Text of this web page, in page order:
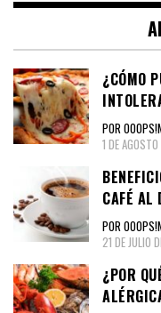
¿CÓMO
POR
1 DE
CAFÉ AL
POR
21 DE JULIO
¿POR